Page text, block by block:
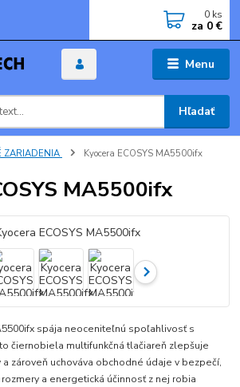
Menu
Hľadať
0 ks
za 0 €
ZARIADENIA Kyocera ECOSYS MA5500ifx
MA5500ifx
spája neoceniteľnú spoľahlivosť s
čiernobiela multifunkčná tlačiareň zlepšuje
zároveň uchováva obchodné údaje v bezpečí,
a energetická účinnosť z nej robia